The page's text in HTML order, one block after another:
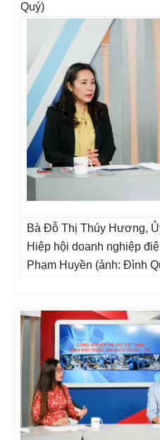
Quý)
Bà Đỗ Thị Thúy Hương,
Hiệp hội doanh nghiệp
Phạm Huyền (ảnh: Đình